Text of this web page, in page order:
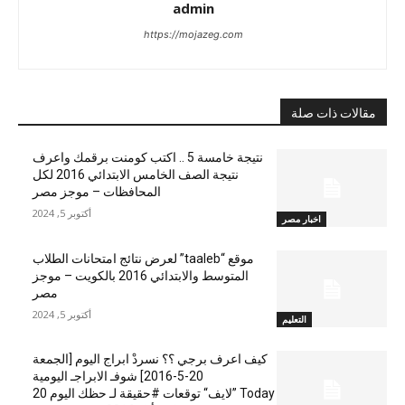
admin
https://mojazeg.com
مقالات ذات صلة
اخبار مصر
نتيجة خامسة 5 .. اكتب كومنت برقمك واعرف
نتيجة الصف الخامس الابتدائي 2016 لكل
المحافظات – موجز مصر
أكتوبر 5, 2024
التعليم
موقع “taaleb” لعرض نتائج امتحانات الطلاب
المتوسط والابتدائي 2016 بالكويت – موجز
مصر
أكتوبر 5, 2024
كيف اعرف برجي ؟؟ نسردْ ابراج اليوم [الجمعة
20-5-2016] شوفـ الابراجـ اليومية
Today ”لايف“ توقعات #حقيقة لـ حظك اليوم 20